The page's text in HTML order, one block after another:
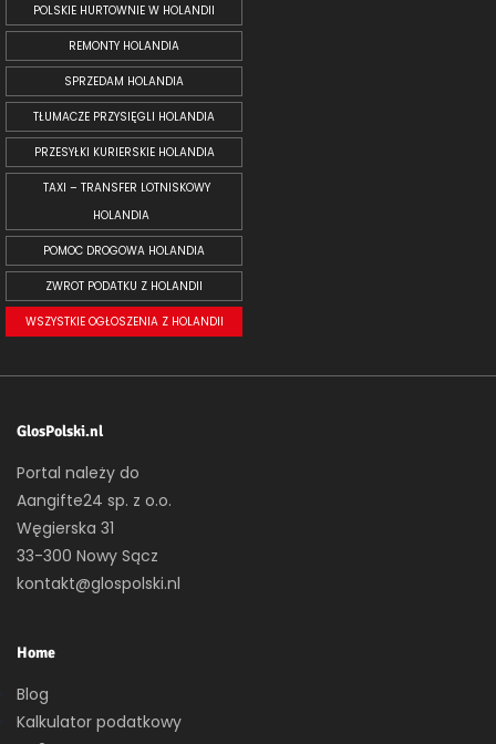
POLSKIE HURTOWNIE W HOLANDII
REMONTY HOLANDIA
SPRZEDAM HOLANDIA
TŁUMACZE PRZYSIĘGLI HOLANDIA
PRZESYŁKI KURIERSKIE HOLANDIA
TAXI – TRANSFER LOTNISKOWY
HOLANDIA
POMOC DROGOWA HOLANDIA
ZWROT PODATKU Z HOLANDII
WSZYSTKIE OGŁOSZENIA Z HOLANDII
GlosPolski.nl
Portal należy do
Aangifte24 sp. z o.o.
Węgierska 31
33-300 Nowy Sącz
kontakt@glospolski.nl
Home
Blog
Kalkulator podatkowy